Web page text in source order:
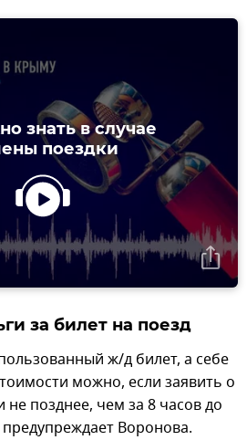
знать в случае
поездки
за билет на поезд
ж/д билет, а себе
можно, если заявить о
позднее, чем за 8 часов до
Воронова.